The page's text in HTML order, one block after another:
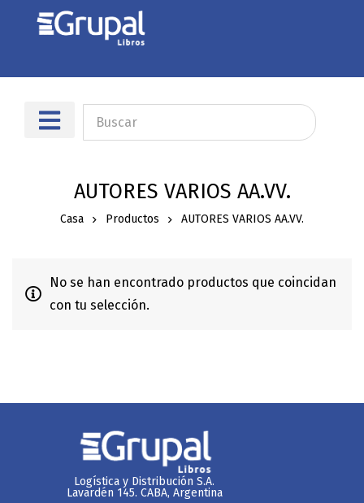
AUTORES VARIOS AA.VV.
Casa Productos AUTORES VARIOS AA.VV.
No se han encontrado productos que coincidan
con tu selección.
Logística y Distribución S.A.
Lavardén 145. CABA, Argentina